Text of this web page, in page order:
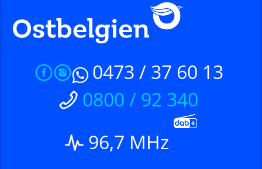
0473 / 37 60 13
0800 / 92 340
96,7 MHz